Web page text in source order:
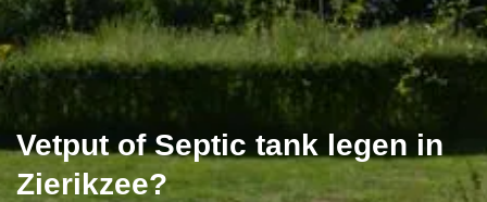
Vetput of Septic tank legen in
Zierikzee?